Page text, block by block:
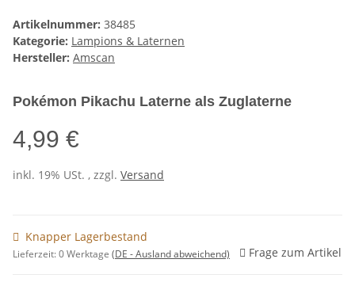
Artikelnummer: 38485
Kategorie: Lampions & Laternen
Hersteller: Amscan
Pokémon Pikachu Laterne als Zuglaterne
4,99 €
inkl. 19% USt. , zzgl. Versand
Knapper Lagerbestand
Lieferzeit:0 Werktage (DE - Ausland abweichend) Frage zum Artikel